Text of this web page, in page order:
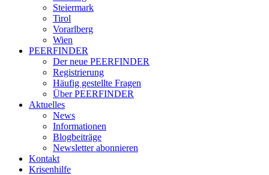
Steiermark
Tirol
Vorarlberg
Wien
PEERFINDER
Der neue PEERFINDER
Registrierung
Häufig gestellte Fragen
Über PEERFINDER
Aktuelles
News
Informationen
Blogbeiträge
Newsletter abonnieren
Kontakt
Krisenhilfe